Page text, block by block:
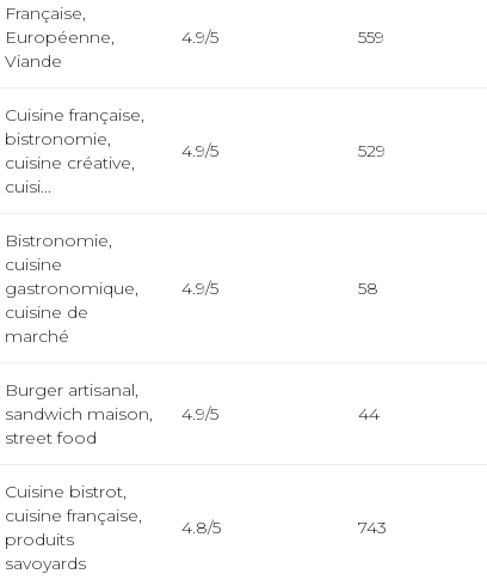
Française,
Européenne,
Viande
4.9/5 559
Cuisine française,
bistronomie,
cuisine créative,
cuisi...
4.9/5 529
Bistronomie,
cuisine
gastronomique,
cuisine de
marché
4.9/5 58
Burger artisanal,
sandwich maison,
street food
4.9/5 44
Cuisine bistrot,
cuisine française,
produits
savoyards
4.8/5 743